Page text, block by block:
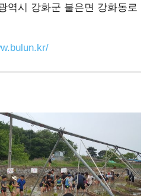
역시 강화군 불은면 강화동로